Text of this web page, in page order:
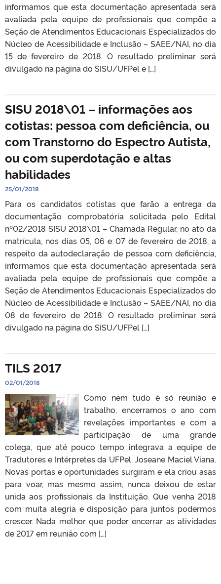
informamos que esta documentação apresentada será
avaliada pela equipe de profissionais que compõe a
Seção de Atendimentos Educacionais Especializados do
Núcleo de Acessibilidade e Inclusão – SAEE/NAI, no dia
15 de fevereiro de 2018. O resultado preliminar será
divulgado na página do SISU/UFPel e […]
SISU 2018\01 – informações aos
cotistas: pessoa com deficiência, ou
com Transtorno do Espectro Autista,
ou com superdotação e altas
habilidades
25/01/2018
Para os candidatos cotistas que farão a entrega da
documentação comprobatória solicitada pelo Edital
nº02/2018 SISU 2018\01 – Chamada Regular, no ato da
matrícula, nos dias 05, 06 e 07 de fevereiro de 2018, a
respeito da autodeclaração de pessoa com deficiência,
informamos que esta documentação apresentada será
avaliada pela equipe de profissionais que compõe a
Seção de Atendimentos Educacionais Especializados do
Núcleo de Acessibilidade e Inclusão – SAEE/NAI, no dia
08 de fevereiro de 2018. O resultado preliminar será
divulgado na página do SISU/UFPel […]
TILS 2017
02/01/2018
Como nem tudo é só reunião e
trabalho, encerramos o ano com
revelações importantes e com a
participação de uma grande
colega, que até pouco tempo integrava a equipe de
Tradutores e Intérpretes da UFPel, Joseane Maciel Viana.
Novas portas e oportunidades surgiram e ela criou asas
para voar, mas mesmo assim, nunca deixou de estar
unida aos profissionais da Instituição. Que venha 2018
com muita alegria e disposição para juntos podermos
crescer. Nada melhor que poder encerrar as atividades
de 2017 em reunião com […]